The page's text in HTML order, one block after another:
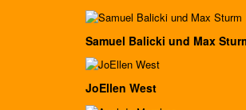
Samuel Balicki und Max
JoEllen West